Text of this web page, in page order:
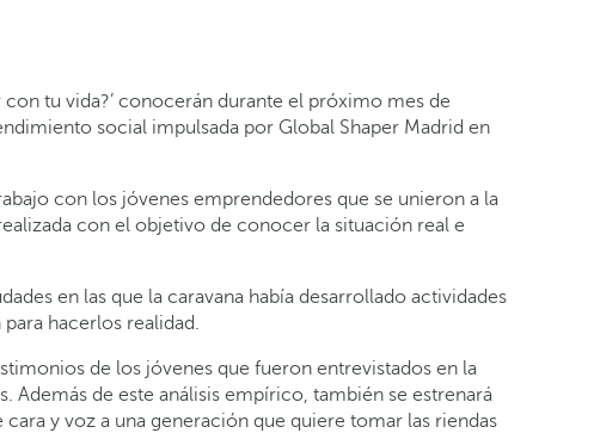
tu vida?’ conocerán durante el próximo mes de
social impulsada por Global Shaper Madrid en
con los jóvenes emprendedores que se unieron a la
con el objetivo de conocer la situación real e
en las que la caravana había desarrollado actividades
hacerlos realidad.
de los jóvenes que fueron entrevistados en la
Además de este análisis empírico, también se estrenará
y voz a una generación que quiere tomar las riendas